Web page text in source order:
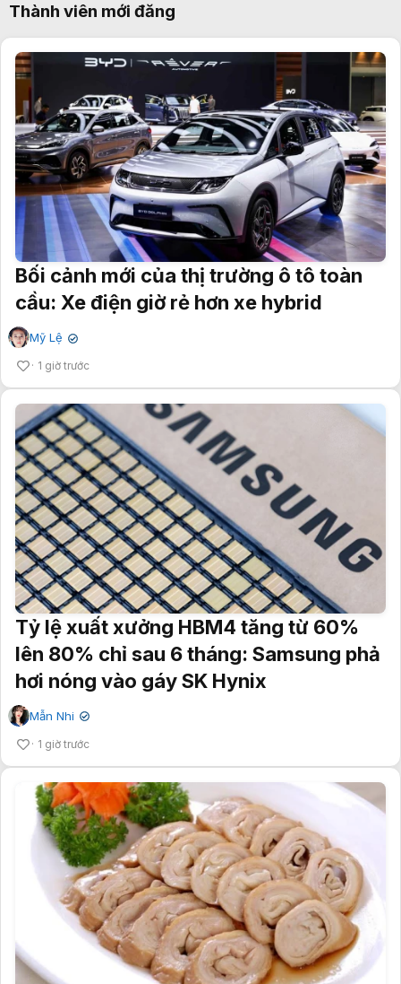
Thành viên mới đăng
Bối cảnh mới của thị trường ô tô toàn
cầu: Xe điện giờ rẻ hơn xe hybrid
Mỹ Lệ ✔
1 giờ trước
Tỷ lệ xuất xưởng HBM4 tăng từ 60%
lên 80% chỉ sau 6 tháng: Samsung phả
hơi nóng vào gáy SK Hynix
Mẫn Nhi ✔
1 giờ trước